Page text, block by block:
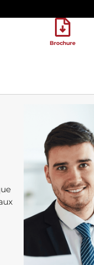
Brochure